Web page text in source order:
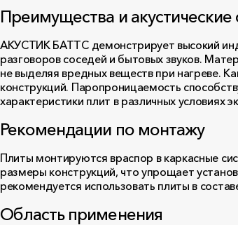
Преимущества и акустические
АКУСТИК БАТТС демонстрирует высокий
разговоров соседей и бытовых звуков.
не выделяя вредных веществ при нагреве.
конструкций. Паропроницаемость
характеристики плит в различных условиях
Рекомендации по монтажу
Плиты монтируются враспор в каркасные
размеры конструкций, что упрощает
рекомендуется использовать плиты в
Область применения